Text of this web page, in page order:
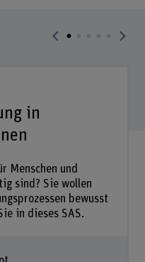
in
Menschen und
sind? Sie wollen
bewusst
in dieses SAS.